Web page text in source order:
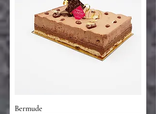
Bermude